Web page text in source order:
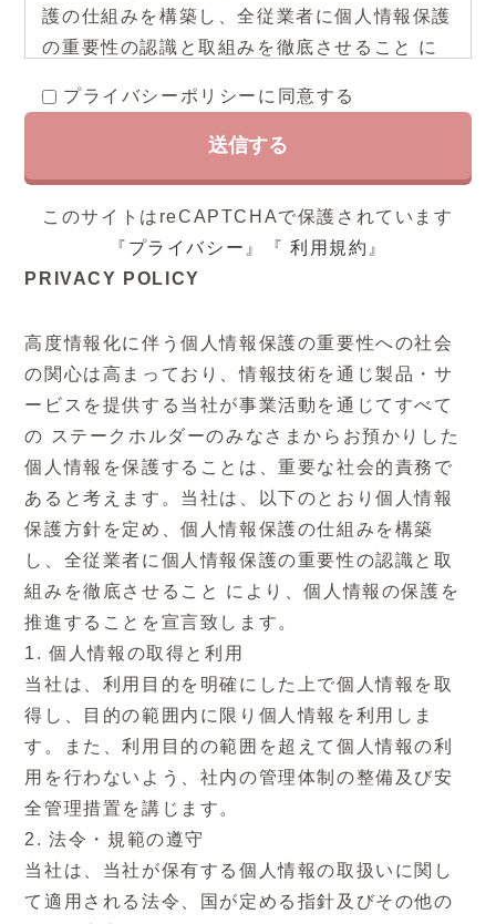
護の仕組みを構築し、全従業者に個人情報保護
の重要性の認識と取組みを徹底させること に
します。
取得し、目的の範囲内に限り個人情報を利用し
ます。また、利用目的の範囲を超えて個人情報
2. 法令・規範の遵守
当社は、当社が保有する個人情報の取扱いに関
して適用される法令、国が定める指針及びその
他の規範を遵守いたします。
3. 問合せ・苦情への対応
当社は、保有する個人情報に対するお問合せや
苦情に対して、受付の体制と手順を整備し、迅
速に対応いたします。
4. 個人情報保護管理体制および仕組みの継続
的改善
当社は、個人情報保護に関する管理の体制と仕
組みについて、継続的な改善を実施いたしま
す。
(制 定 日) 2012年06月01日
(最終改定日) 2012年06月01日
プライバシーポリシーに同意する
このサイトはreCAPTCHAで保護されています
『 プライバシー 』『 利用規約 』
PRIVACY POLICY
高度情報化に伴う個人情報保護の重要性への社会
の関心は高まっており、情報技術を通じ製品・サ
ービスを提供する当社が事業活動を通じてすべて
の ステークホルダーのみなさまからお預かりした
個人情報を保護することは、重要な社会的責務で
あると考えます。当社は、以下のとおり個人情報
保護方針を定め、個人情報保護の仕組みを構築
し、全従業者に個人情報保護の重要性の認識と取
組みを徹底させること により、個人情報の保護を
推進することを宣言致します。
1. 個人情報の取得と利用
当社は、利用目的を明確にした上で個人情報を取
得し、目的の範囲内に限り個人情報を利用しま
す。また、利用目的の範囲を超えて個人情報の利
用を行わないよう、社内の管理体制の整備及び安
全管理措置を講じます。
2. 法令・規範の遵守
当社は、当社が保有する個人情報の取扱いに関し
て適用される法令、国が定める指針及びその他の